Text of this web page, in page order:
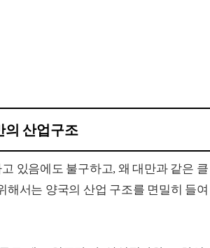
의 산업구조
있음에도 불구하고, 왜 대만과 같은 클
서는 양국의 산업 구조를 면밀히 들여